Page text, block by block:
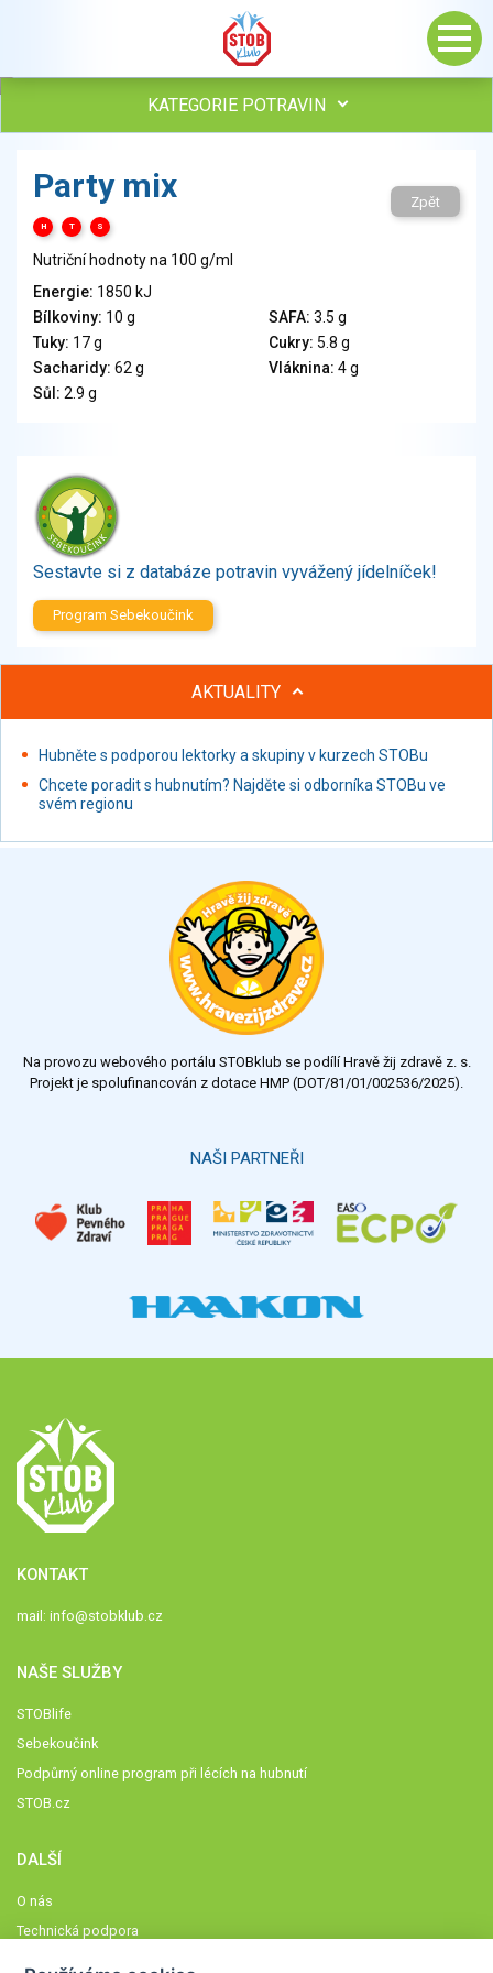
KATEGORIE POTRAVIN
Vejce
Mléko
Veganské a vegetariánské výrobky
Tuky
Obiloviny, mouka, cereální výrobky
Chléb, pečivo, křehké chleby, pufované výrobky
Ořechy, semena
Zelenina
Brambory, luštěniny, houby
Sladkosti, slané výrobky
Ochucovadla, přísady, sladidla
Proteinové výrobky, doplňky stravy
Nápoje alkoholické
Restaurace, jídelny, hotová jídla
Fastfood
Studená kuchyně, lahůdkářské výrobky
Party mix
H T S
Zpět
Nutriční hodnoty na 100 g/ml
Energie: 1850 kJ
Bílkoviny: 10 g SAFA: 3.5 g
Tuky: 17 g Cukry: 5.8 g
Sacharidy: 62 g Vláknina: 4 g
Sůl: 2.9 g
Sestavte si z databáze potravin vyvážený jídelníček!
Program Sebekoučink
AKTUALITY
Hubněte s podporou lektorky a skupiny v kurzech STOBu
Chcete poradit s hubnutím? Najděte si odborníka STOBu ve
svém regionu
Na provozu webového portálu STOBklub se podílí Hravě žij zdravě z. s.
Projekt je spolufinancován z dotace HMP (DOT/81/01/002536/2025).
NAŠI PARTNEŘI
KONTAKT
mail: info@stobklub.cz
NAŠE SLUŽBY
STOBlife
Sebekoučink
Podpůrný online program při lécích na hubnutí
STOB.cz
DALŠÍ
O nás
Technická podpora